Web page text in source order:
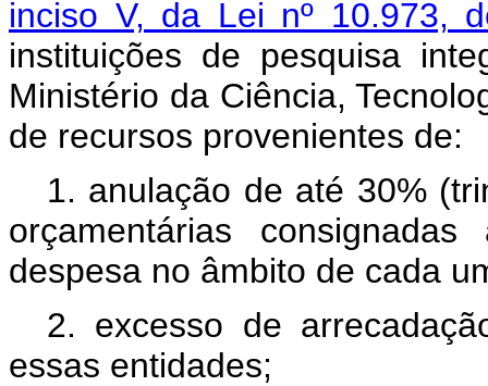
inciso V, da Lei nº 10.973,
instituições de pesquisa
Ministério da Ciência,
de recursos provenientes de:
1. anulação de até 30%
orçamentárias
despesa no âmbito de cada
2. excesso de
essas entidades;